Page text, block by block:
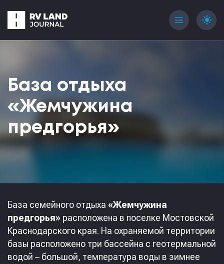
menu light_mode
База отдыха
«Жемчужина
предгорья»
База семейного отдыха «Жемчужина
предгорья» расположена в поселке Мостовской
Краснодарского края. На охраняемой территории
базы расположено три бассейна с геотермальной
водой – большой, температура воды в зимнее